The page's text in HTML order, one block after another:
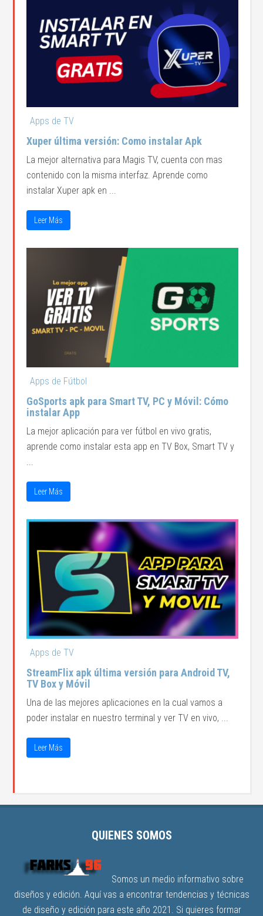
Apps de TV
Xuper última versión: Como instalar Apk
La mejor alternativa para Magis TV, cuenta con mas
contenido con la misma interfaz. Aprende como
instalar Xuper apk en ...
Leer Más
Apps de Fútbol
GoSports apk para Smart TV, PC y Móvil: Cómo
instalar App
La mejor aplicación para ver fútbol en vivo gratis,
aprende como instalar esta app en TV Box, Smart TV y
...
Leer Más
Apps de TV
StreamFlix apk última versión para Android TV,
TV Box y Móvil
Una de las mejores aplicaciones en la cual vamos a
poder instalar en nuestro terminal y ver TV en vivo, ...
Leer Más
QUIENES SOMOS
Somos un medio informativo sobre
diseños y edición. Aquí vas a encontrar tendencias y técnicas
de diseño y edición para este año 2021. Si quieres formar